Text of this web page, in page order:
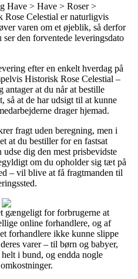
Have > Have > Roser >
Rose Celestial er naturligvis
varen om et øjeblik, så derfor
den forventede leveringsdato
efter en enkelt hverdag på
Historisk Rose Celestial –
antager at du når at bestille
så at de har udsigt til at kunne
drager hjemad.
fragt uden beregning, men i
at du bestiller for en fastsat
dig den mest prisbevidste
om du opholder sig tæt på
– vil blive at få fragtmanden til
gængeligt for forbrugerne at
online forhandlere, og af
forhandlere ikke kunne slippe
varer – til børn og babyer,
i bund, og endda nogle